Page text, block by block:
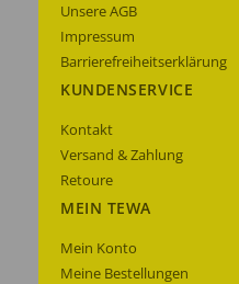
Unsere AGB
Impressum
Barrierefreiheitserklärung
KUNDENSERVICE
Kontakt
Versand & Zahlung
Retoure
MEIN TEWA
Mein Konto
Meine Bestellungen